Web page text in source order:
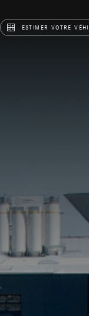
ESTIMER VOTRE